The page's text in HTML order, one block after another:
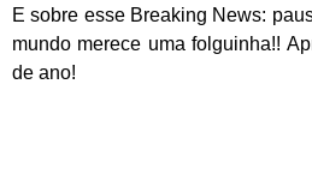
E sobre esse Breaking News:
mundo merece uma folguinha!!
de ano!